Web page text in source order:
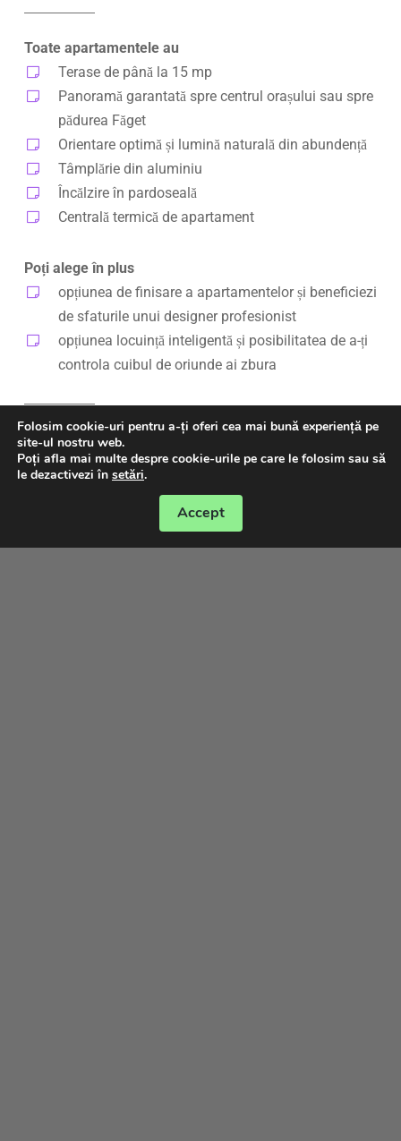
Toate apartamentele au
Terase de până la 15 mp
Panoramă garantată spre centrul orașului sau spre
pădurea Făget
Orientare optimă și lumină naturală din abundență
Tâmplărie din aluminiu
Încălzire în pardoseală
Centrală termică de apartament
Poți alege în plus
opțiunea de finisare a apartamentelor și beneficiezi
de sfaturile unui designer profesionist
opțiunea locuință inteligentă și posibilitatea de a-ți
controla cuibul de oriunde ai zbura
PROGRAMEAZA O ÎNTÂLNIRE
Folosim cookie-uri pentru a-ți oferi cea mai bună experiență pe
site-ul nostru web.
Poți afla mai multe despre cookie-urile pe care le folosim sau să
le dezactivezi în setări.
Accept